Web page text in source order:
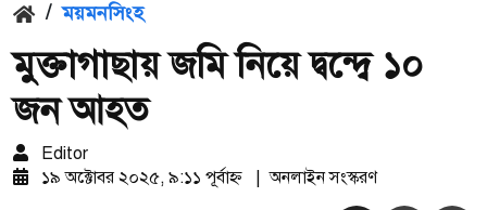
/ ময়মনসিংহ
মুক্তাগাছায় জমি নিয়ে দ্বন্দ্বে ১০
জন আহত
Editor
১৯ অক্টোবর ২০২৫, ৯:১১ পূর্বাহ্ন
অনলাইন সংস্করণ